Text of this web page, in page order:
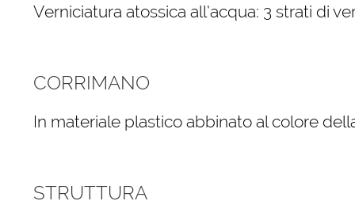
Verniciatura atossica all’acqua: 3 strati di
CORRIMANO
In materiale plastico abbinato al colore
STRUTTURA